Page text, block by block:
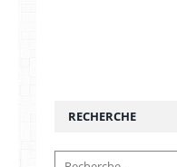
RECHERCHE